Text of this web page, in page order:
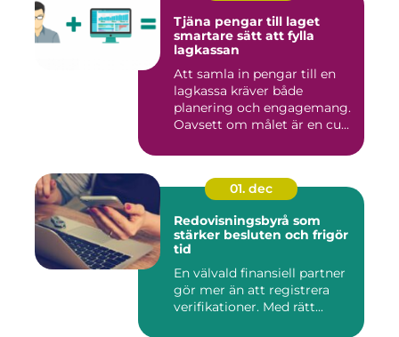
Tjäna pengar till laget
smartare sätt att fylla
lagkassan
Att samla in pengar till en
lagkassa kräver både
planering och engagemang.
Oavsett om målet är en cu...
01. dec
Redovisningsbyrå som
stärker besluten och frigör
tid
En välvald finansiell partner
gör mer än att registrera
verifikationer. Med rätt...